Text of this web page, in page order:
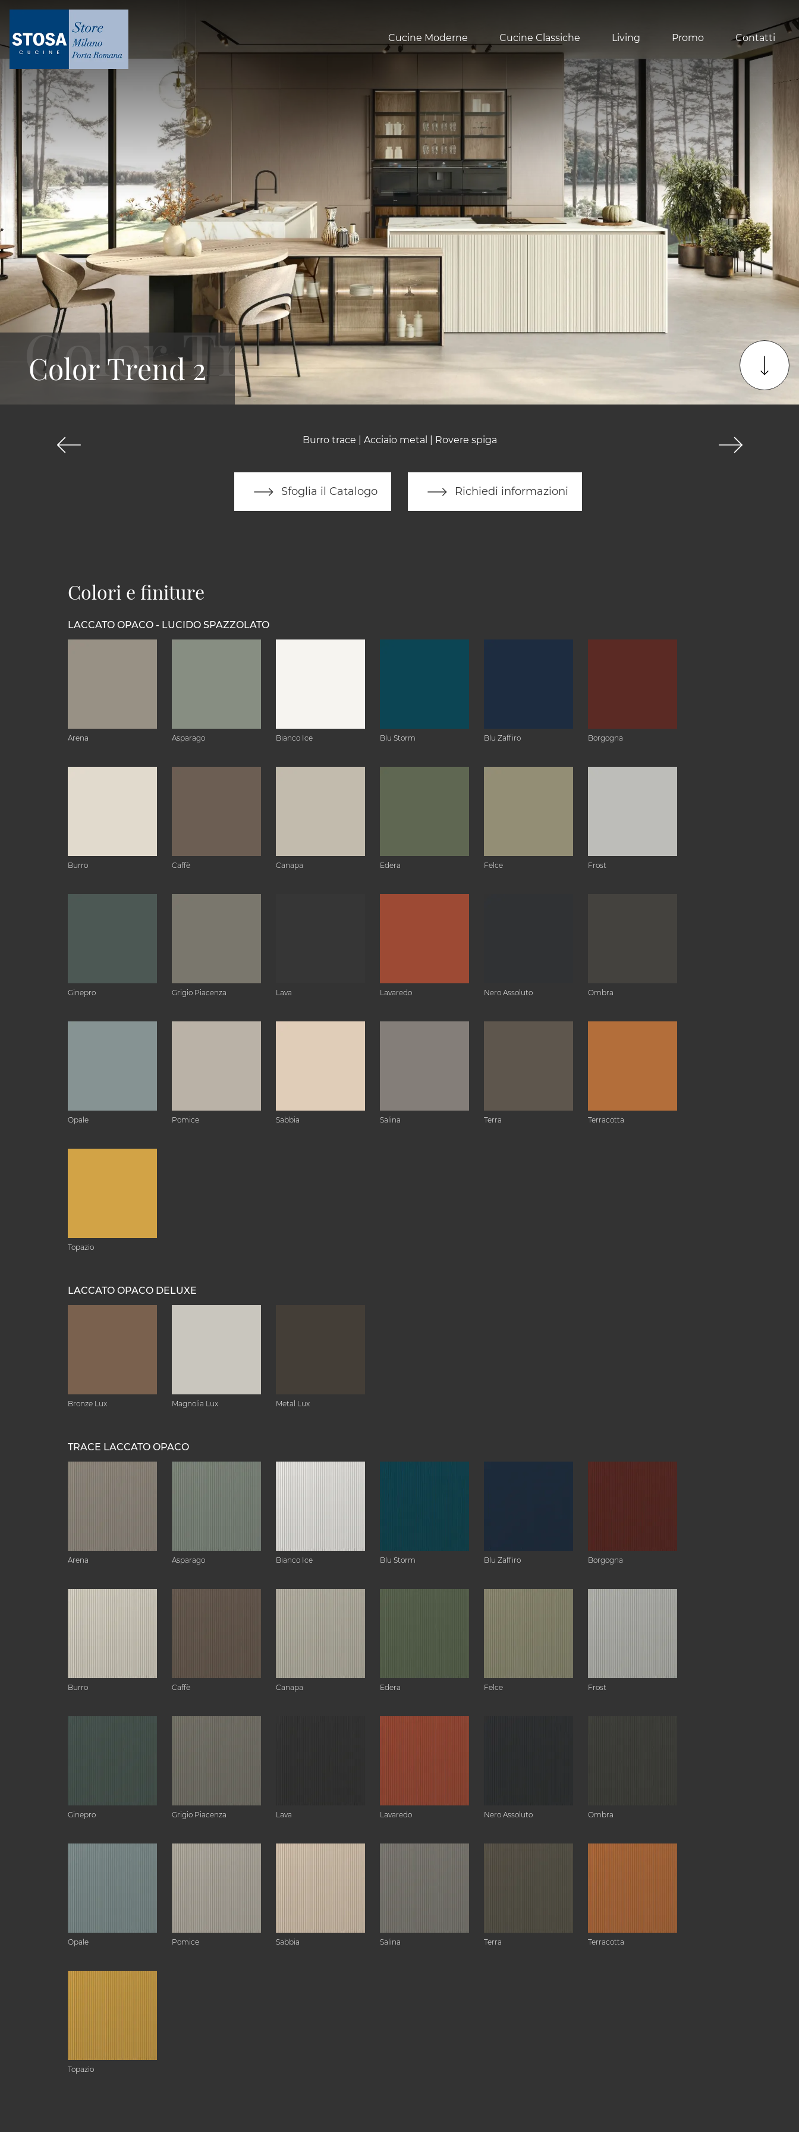
Cucine Moderne Cucine Classiche Living Promo Contatti
Burro trace | Acciaio metal | Rovere spiga
Sfoglia il Catalogo Richiedi informazioni
Color Trend 2
Colori e finiture
LACCATO OPACO - LUCIDO SPAZZOLATO
Arena Asparago Bianco Ice Blu Storm Blu Zaffiro Borgogna
Burro Caffè Canapa Edera Felce Frost
Ginepro Grigio Piacenza Lava Lavaredo Nero Assoluto Ombra
Opale Pomice Sabbia Salina Terra Terracotta
Topazio
LACCATO OPACO DELUXE
Bronze Lux Magnolia Lux Metal Lux
TRACE LACCATO OPACO
Arena Asparago Bianco Ice Blu Storm Blu Zaffiro Borgogna
Burro Caffè Canapa Edera Felce Frost
Ginepro Grigio Piacenza Lava Lavaredo Nero Assoluto Ombra
Opale Pomice Sabbia Salina Terra Terracotta
Topazio